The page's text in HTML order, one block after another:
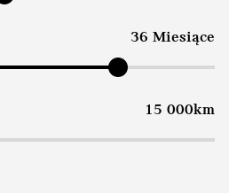
36 Miesiące
15 000km